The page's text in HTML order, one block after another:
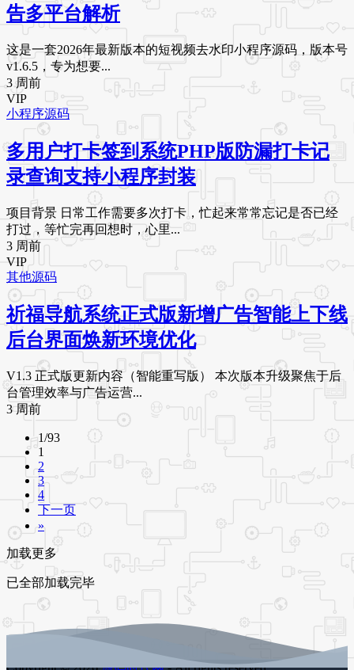
告多平台解析
这是一套2026年最新版本的短视频去水印小程序源码，版本号
v1.6.5，专为想要...
3 周前
VIP
小程序源码
多用户打卡签到系统PHP版防漏打卡记
录查询支持小程序封装
项目背景 日常工作需要多次打卡，忙起来常常忘记是否已经
打过，等忙完再回想时，心里...
3 周前
VIP
其他源码
祈福导航系统正式版新增广告智能上下线
后台界面焕新环境优化
V1.3 正式版更新内容（智能重写版） 本次版本升级聚焦于后
台管理效率与广告运营...
3 周前
1/93
1
2
3
4
下一页
»
加载更多
已全部加载完毕
Copyright © 2026源码时代网- All rights reserved